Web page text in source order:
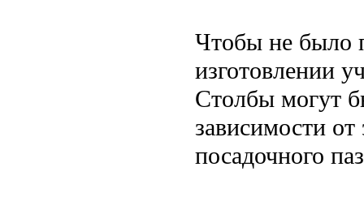
Чтобы не было
изготовлении
Столбы могут
зависимости
посадочного